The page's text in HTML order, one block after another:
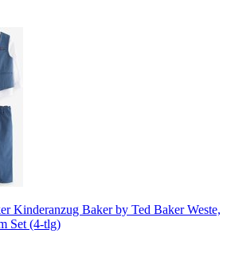
Kinderanzug Baker by Ted Baker Weste,
Set (4-tlg)